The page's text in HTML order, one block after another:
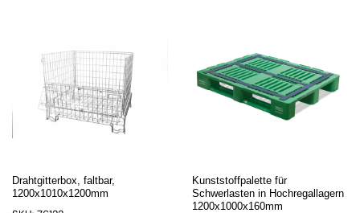
Drahtgitterbox, faltbar,
1200x1010x1200mm
Kunststoffpalette für
Schwerlasten in Hochregallagern
1200x1000x160mm